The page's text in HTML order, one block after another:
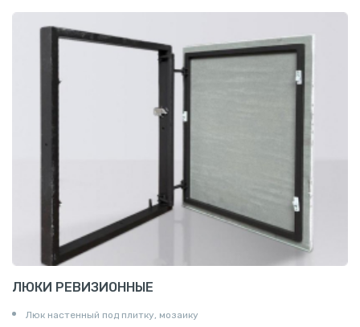
ЛЮКИ РЕВИЗИОННЫЕ
Люк настенный под плитку, мозаику